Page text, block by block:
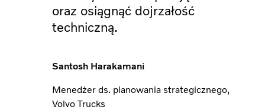
oraz osiągnąć dojrzałość
techniczną.
Santosh Harakamani
Menedżer ds. planowania strategicznego,
Volvo Trucks